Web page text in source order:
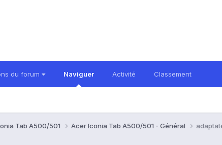
du forum Naviguer Activité Classement
Tab A500/501 Acer Iconia Tab A500/501 - Général